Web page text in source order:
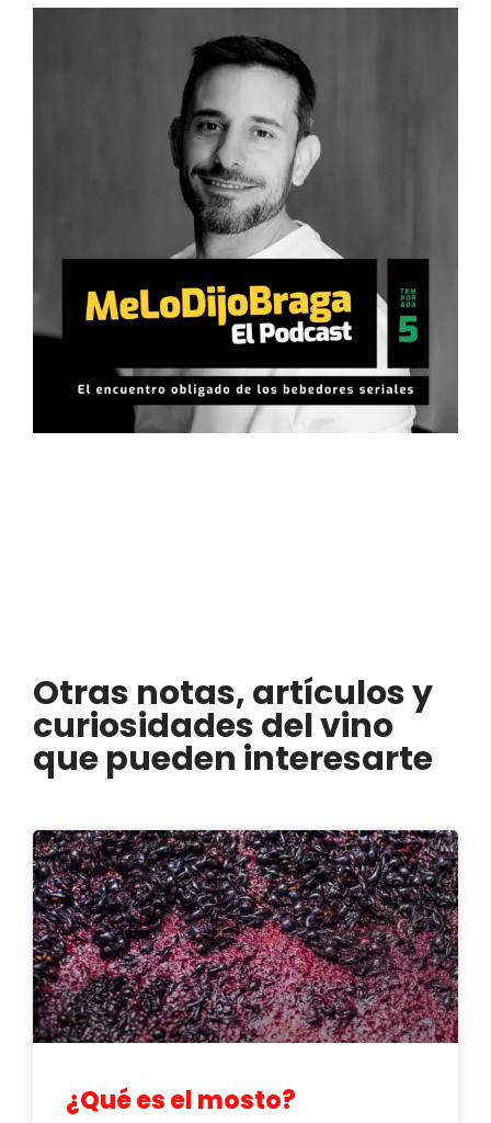
Otras notas, artículos y
curiosidades del vino
que pueden interesarte
¿Qué es el mosto?